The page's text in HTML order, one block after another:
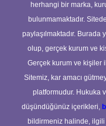
herhangi bir marka,
bulunmamaktadır.
paylaşılmaktadır.
olup, gerçek kurum ve
Gerçek kurum ve kişiler
Sitemiz, kar amacı
platformudur. Hukuka
düşündüğünüz içerikleri,
bildirmeniz halinde,